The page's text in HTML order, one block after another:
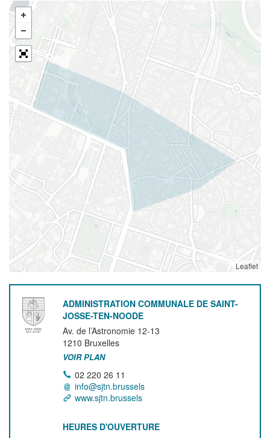
Leaflet
ADMINISTRATION COMMUNALE DE SAINT-
JOSSE-TEN-NOODE
Av. de l’Astronomie 12-13
1210 Bruxelles
VOIR PLAN
02 220 26 11
info@sjtn.brussels
www.sjtn.brussels
HEURES D'OUVERTURE